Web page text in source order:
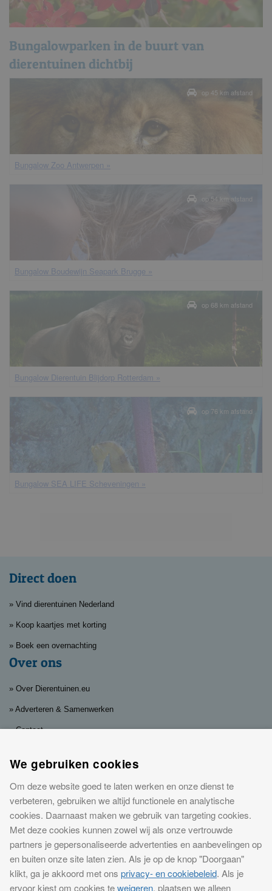
Bungalowparken in de buurt van
dierentuinen dichtbij
op 45 km afstand
bungalow Zoo Antwerpen »
op 54 km afstand
bungalow Boudewijn Seapark Brugge »
op 68 km afstand
bungalow Dierentuin Blijdorp Rotterdam »
op 76 km afstand
bungalow SEA LIFE Scheveningen »
Direct doen
» Vind dierentuinen Nederland
» Koop kaartjes met korting
» Boek een overnachting
Over ons
» Over Dierentuinen.eu
» Adverteren & Samenwerken
» Contact
Leuke dagjes en nachtjes weg bij
dierentuinen
OpDierentuinen.euvind je de leukste dierentuinen in Nederland en in
Europa. Koop eenvoudigdierentuin kaartjes met kortingen bespaar
eenvoudig. En wil je je uitje echt speciaal maken? Bekijk dan de
mogelijkheden om in de buurt van een dierentuin te overnachten. Van
eenhotel dichtbij de dierentuin tot eenbungalowpark. Dat is genieten
We gebruiken cookies
Om deze website goed te laten werken en onze dienst te
verbeteren, gebruiken we altijd functionele en analytische
cookies. Daarnaast maken we gebruik van targeting cookies.
Met deze cookies kunnen zowel wij als onze vertrouwde
partners je gepersonaliseerde advertenties en aanbevelingen op
en buiten onze site laten zien. Als je op de knop "Doorgaan"
klikt, ga je akkoord met ons privacy- en cookiebeleid. Als je
ervoor kiest om cookies teweigeren, plaatsen we alleen